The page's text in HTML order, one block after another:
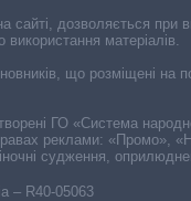
– R40-05063
сайті, дозволяється
використання матеріалів.
що розміщені
ГО «Система
реклами: «Промо»,
судження,